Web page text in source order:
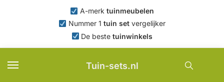
A-merk tuinmeubelen
Nummer 1 tuin set vergelijker
De bestetuinwinkels
Tuin-sets.nl